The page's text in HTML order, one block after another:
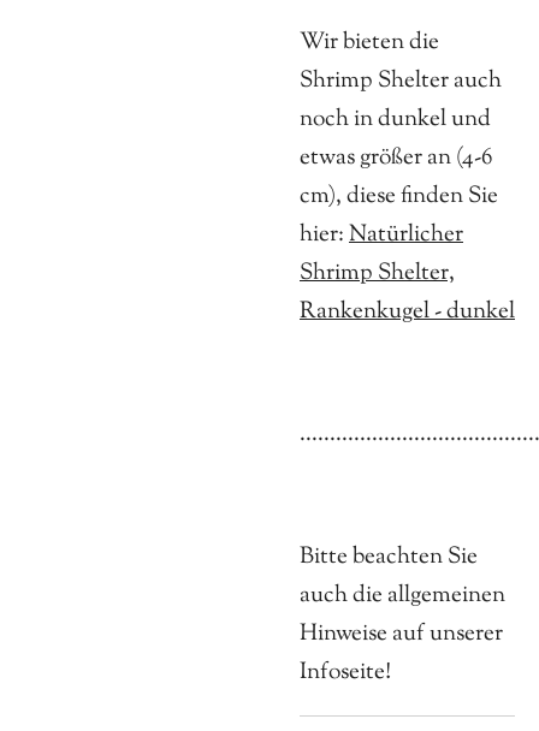
Wir bieten die
Shrimp Shelter auch
noch in dunkel und
etwas größer an (4-6
cm), diese finden Sie
hier:Natürlicher
Shrimp Shelter,
Rankenkugel - dunkel
Bitte beachten Sie
auch die allgemeinen
Hinweise auf unserer
Infoseite!